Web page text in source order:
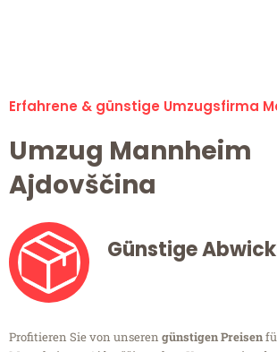
Erfahrene & günstige Umzugsfirma
Umzug Mannheim
Ajdovščina
Günstige
Profitieren Sie von unseren günstigen Preisen